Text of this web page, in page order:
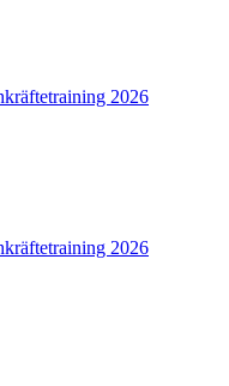
2026
2026